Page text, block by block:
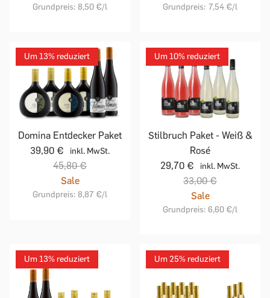
Grundpreis: 8,50 €/l Grundpreis: 7,54 €/l
Um 13% reduziert
Domina Entdecker Paket
39,90 €
inkl. MwSt.
45,80 €
Sale
Grundpreis: 8,87 €/l
Um 10% reduziert
Stilbruch Paket - Weiß &
Rosé
29,70 €
inkl. MwSt.
33,00 €
Sale
Grundpreis: 6,60 €/l
Um 13% reduziert Um 25% reduziert